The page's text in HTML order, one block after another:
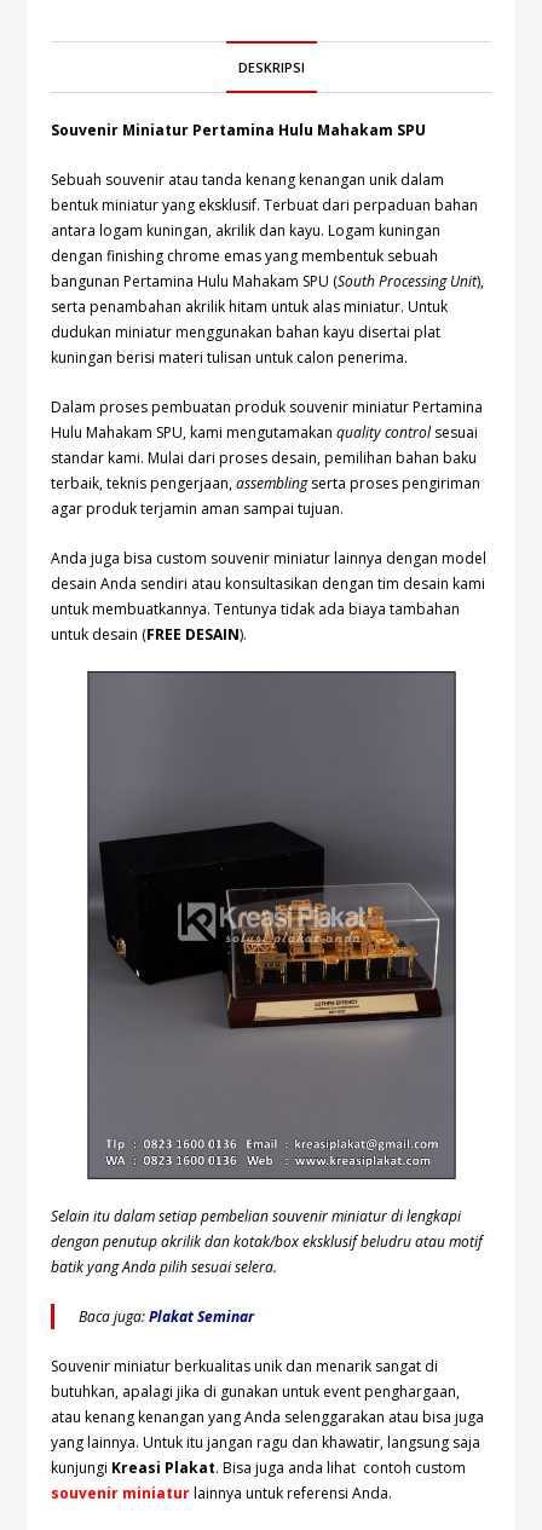
DESKRIPSI
Souvenir Miniatur Pertamina Hulu Mahakam SPU
Sebuah souvenir atau tanda kenang kenangan unik dalam
bentuk miniatur yang eksklusif. Terbuat dari perpaduan bahan
antara logam kuningan, akrilik dan kayu. Logam kuningan
dengan finishing chrome emas yang membentuk sebuah
bangunan Pertamina Hulu Mahakam SPU (South Processing Unit),
serta penambahan akrilik hitam untuk alas miniatur. Untuk
dudukan miniatur menggunakan bahan kayu disertai plat
kuningan berisi materi tulisan untuk calon penerima.
Dalam proses pembuatan produk souvenir miniatur Pertamina
Hulu Mahakam SPU, kami mengutamakanquality controlsesuai
standar kami. Mulai dari proses desain, pemilihan bahan baku
terbaik, teknis pengerjaan,assemblingserta proses pengiriman
agar produk terjamin aman sampai tujuan.
Anda juga bisa custom souvenir miniatur lainnya dengan model
desain Anda sendiri atau konsultasikan dengan tim desain kami
untuk membuatkannya. Tentunya tidak ada biaya tambahan
untuk desain (FREE DESAIN).
Selain itu dalam setiap pembelian souvenir miniatur di lengkapi
dengan penutup akrilik dan kotak/box eksklusif beludru atau motif
batik yang Anda pilih sesuai selera.
Baca juga:Plakat Seminar
Souvenir miniatur berkualitas unik dan menarik sangat di
butuhkan, apalagi jika di gunakan untuk event penghargaan,
atau kenang kenangan yang Anda selenggarakan atau bisa juga
yang lainnya. Untuk itu jangan ragu dan khawatir, langsung saja
kunjungi Kreasi Plakat. Bisa juga anda lihat contoh custom
souvenir miniaturlainnya untuk referensi Anda.